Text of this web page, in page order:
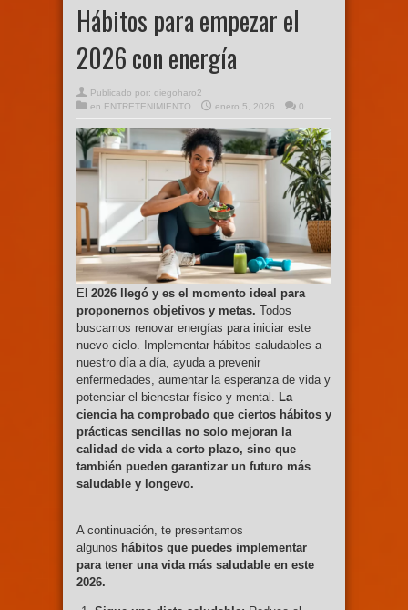
Hábitos para empezar el
2026 con energía
Publicado por: diegoharo2
en ENTRETENIMIENTO enero 5, 2026 0
El 2026 llegó y es el momento ideal para
proponernos objetivos y metas. Todos
buscamos renovar energías para iniciar este
nuevo ciclo. Implementar hábitos saludables a
nuestro día a día, ayuda a prevenir
enfermedades, aumentar la esperanza de vida y
potenciar el bienestar físico y mental.
La
ciencia ha comprobado que ciertos hábitos y
prácticas sencillas no solo mejoran la
calidad de vida a corto plazo, sino que
también pueden garantizar un futuro más
saludable y longevo.
A continuación, te presentamos
algunos hábitos que puedes implementar
para tener una vida más saludable en este
2026.